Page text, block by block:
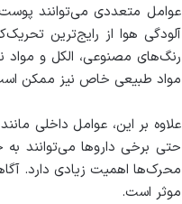
عوامل متعددی می‌توانند
آلودگی هوا از رایج‌ترین
رنگ‌های مصنوعی، الکل و
مواد طبیعی خاص نیز ممکن
علاوه بر این، عوامل داخلی
حتی برخی داروها می‌توانند
محرک‌ها اهمیت زیادی دارد.
موثر است.